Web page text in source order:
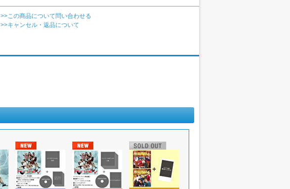
>>この商品について問い合わせる
>>キャンセル・返品について